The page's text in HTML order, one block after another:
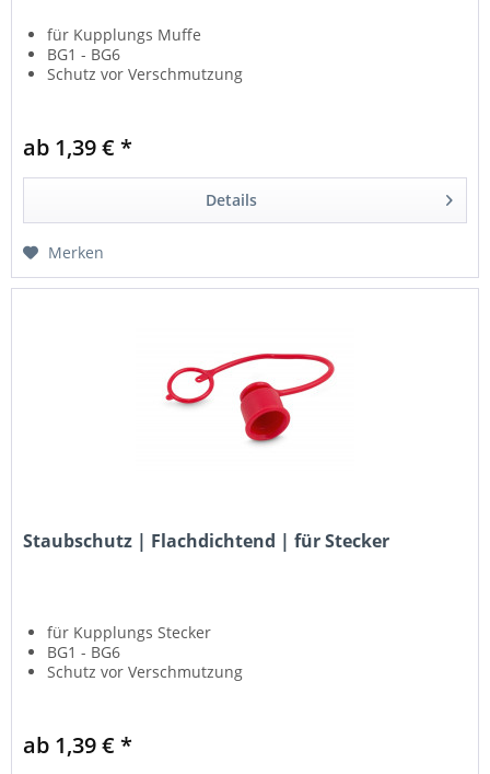
für Kupplungs Muffe
BG1 - BG6
Schutz vor Verschmutzung
ab 1,39 € *
Details
Merken
Staubschutz | Flachdichtend | für Stecker
für Kupplungs Stecker
BG1 - BG6
Schutz vor Verschmutzung
ab 1,39 € *